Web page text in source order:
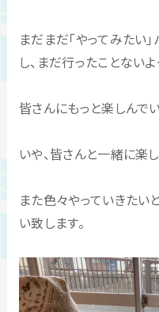
まだまだ「やってみたい
し、まだ行ったことない
皆さんにもっと楽しんで
いや、皆さんと一緒に楽
また色々やっていきたい
い致します。